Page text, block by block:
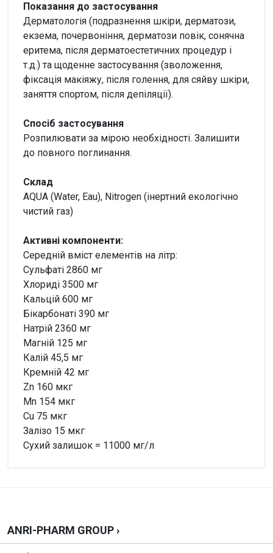
Показання до застосування
Дерматологія (подразнення шкіри, дерматози,
екзема, почервоніння, дерматози повік, сонячна
еритема, після дерматоестетичних процедур і
т.д.) та щоденне застосування (зволоження,
фіксація макіяжу, після голення, для сяйву шкіри,
заняття спортом, після депіляції).
Спосіб застосування
Розпилювати за мірою необхідності. Залишити
до повного поглинання.
Склад
AQUA (Water, Eau), Nitrogen (інертний екологічно
чистий газ)
Активні компоненти:
Середній вміст елементів на літр:
Сульфаті 2860 мг
Хлориді 3500 мг
Кальцій 600 мг
Бікарбонаті 390 мг
Натрій 2360 мг
Магній 125 мг
Калій 45,5 мг
Кремній 42 мг
Zn 160 мкг
Mn 154 мкг
Cu 75 мкг
Залізо 15 мкг
Сухий залишок = 11000 мг/л
Написать отзыв
ANRI-PHARM GROUP ›